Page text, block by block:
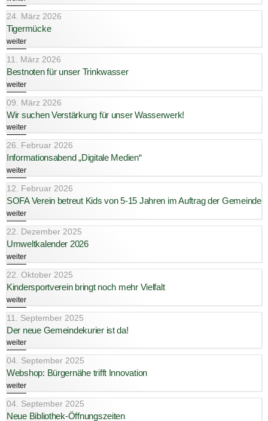
24. März 2026
Tigermücke
weiter
11. März 2026
Bestnoten für unser Trinkwasser
weiter
09. März 2026
Wir suchen Verstärkung für unser Wasserwerk!
weiter
26. Februar 2026
Informationsabend „Digitale Medien“
weiter
12. Februar 2026
SOFA Verein betreut Kids von 5-15 Jahren im Auftrag der Gemeinde
weiter
22. Dezember 2025
Umweltkalender 2026
weiter
22. Oktober 2025
Kindersportverein bringt noch mehr Vielfalt
weiter
11. September 2025
Der neue Gemeindekurier ist da!
weiter
04. September 2025
Webshop: Bürgernähe trifft Innovation
weiter
04. September 2025
Neue Bibliothek-Öffnungszeiten